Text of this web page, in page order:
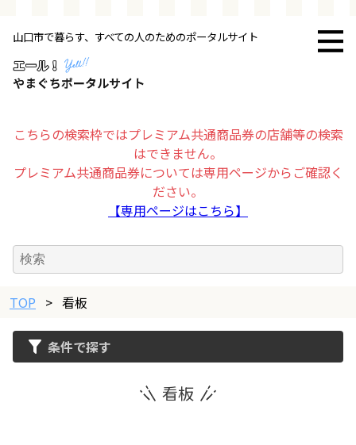
山口市で暮らす、すべての人のためのポータルサイト
こちらの検索枠ではプレミアム共通商品券の店舗等の検索
はできません。
プレミアム共通商品券については専用ページからご確認く
ださい。
【専用ページはこちら】
トップページ
その他
求人情報
お得
TOP > 看板
条件で探す
看板